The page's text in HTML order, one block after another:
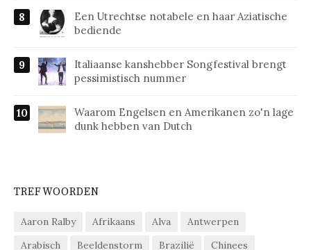
Een Utrechtse notabele en haar Aziatische
bediende
Italiaanse kanshebber Songfestival brengt
pessimistisch nummer
Waarom Engelsen en Amerikanen zo'n lage
dunk hebben van Dutch
TREFWOORDEN
Aaron Ralby Afrikaans Alva
Antwerpen
Arabisch
Beeldenstorm Brazilië
Chinees